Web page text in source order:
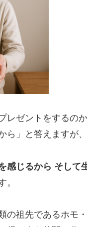
レゼントをするの
ら」と答えますが、
感じるから そして
。
の祖先であるホモ